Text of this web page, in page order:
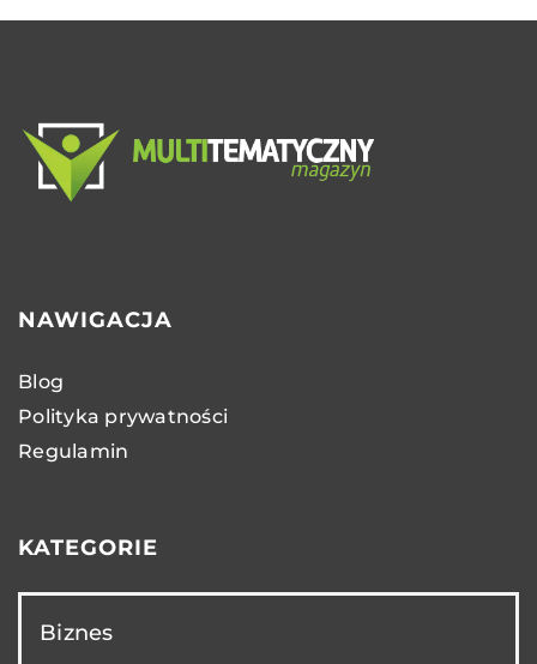
NAWIGACJA
Blog
Polityka prywatności
Regulamin
KATEGORIE
Biznes